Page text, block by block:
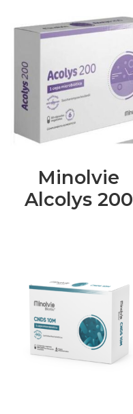
Minolvie
Alcolys 200